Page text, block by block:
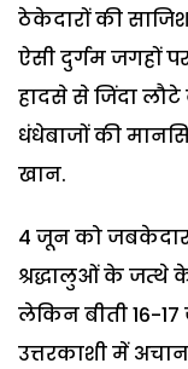
ठेकेदारों की
ऐसी दुर्गम जगहों
हादसे से जिंदा
धंधेबाजों की
खान.
4 जून को
श्रद्धालुओं के जत्थे
लेकिन बीती 16-
उत्तरकाशी में